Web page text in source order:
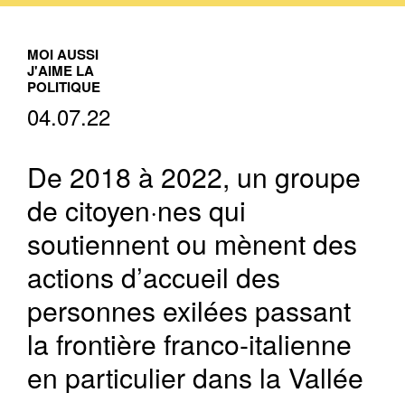
MOI AUSSI
J'AIME LA
POLITIQUE
04.07.22
De 2018 à 2022, un groupe
de citoyen·nes qui
soutiennent ou mènent des
actions d’accueil des
personnes exilées passant
la frontière franco-italienne
en particulier dans la Vallée